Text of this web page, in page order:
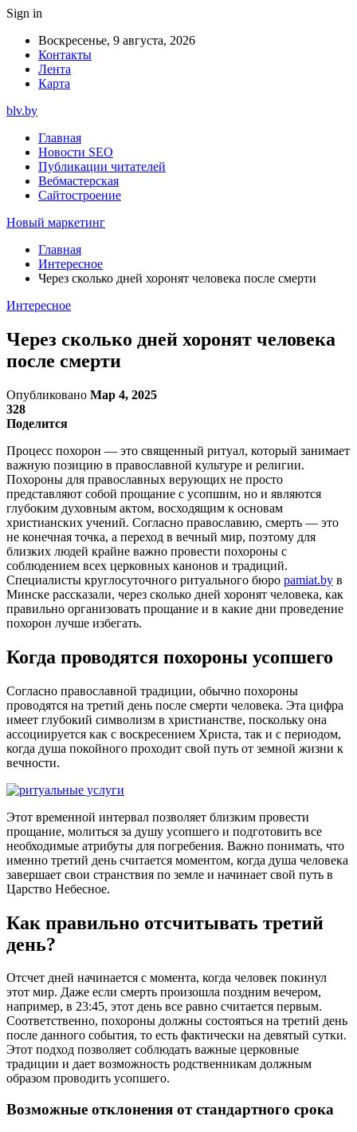
Sign in
Воскресенье, 9 августа, 2026
Контакты
Лента
Карта
blv.by
Главная
Новости SEO
Публикации читателей
Вебмастерская
Сайтостроение
Новый маркетинг
Главная
Интересное
Через сколько дней хоронят человека после смерти
Интересное
Через сколько дней хоронят человека
после смерти
Опубликовано Мар 4, 2025
328
Поделится
Процесс похорон — это священный ритуал, который занимает
важную позицию в православной культуре и религии.
Похороны для православных верующих не просто
представляют собой прощание с усопшим, но и являются
глубоким духовным актом, восходящим к основам
христианских учений. Согласно православию, смерть — это
не конечная точка, а переход в вечный мир, поэтому для
близких людей крайне важно провести похороны с
соблюдением всех церковных канонов и традиций.
Специалисты круглосуточного ритуального бюро pamiat.by в
Минске рассказали, через сколько дней хоронят человека, как
правильно организовать прощание и в какие дни проведение
похорон лучше избегать.
Когда проводятся похороны усопшего
Согласно православной традиции, обычно похороны
проводятся на третий день после смерти человека. Эта цифра
имеет глубокий символизм в христианстве, поскольку она
ассоциируется как с воскресением Христа, так и с периодом,
когда душа покойного проходит свой путь от земной жизни к
вечности.
Этот временной интервал позволяет близким провести
прощание, молиться за душу усопшего и подготовить все
необходимые атрибуты для погребения. Важно понимать, что
именно третий день считается моментом, когда душа человека
завершает свои странствия по земле и начинает свой путь в
Царство Небесное.
Как правильно отсчитывать третий
день?
Отсчет дней начинается с момента, когда человек покинул
этот мир. Даже если смерть произошла поздним вечером,
например, в 23:45, этот день все равно считается первым.
Соответственно, похороны должны состояться на третий день
после данного события, то есть фактически на девятый сутки.
Этот подход позволяет соблюдать важные церковные
традиции и дает возможность родственникам должным
образом проводить усопшего.
Возможные отклонения от стандартного срока